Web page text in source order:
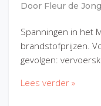
Door Fleur de Jong
Spanningen in het
brandstofprijzen.
gevolgen:
Lees verder »